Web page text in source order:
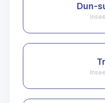
Dun-